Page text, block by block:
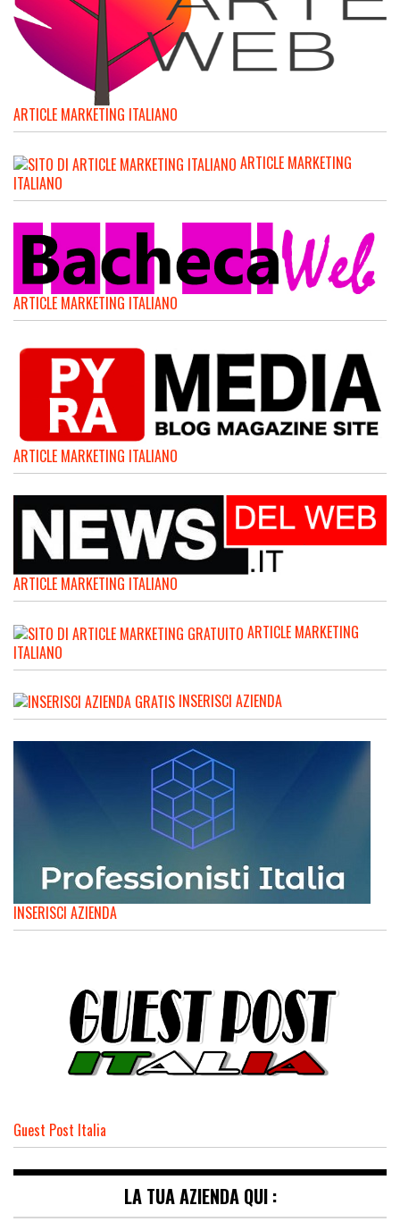
ARTICLE MARKETING ITALIANO
ARTICLE MARKETING
ITALIANO
ARTICLE MARKETING ITALIANO
ARTICLE MARKETING ITALIANO
ARTICLE MARKETING ITALIANO
ARTICLE MARKETING
ITALIANO
INSERISCI AZIENDA
INSERISCI AZIENDA
Guest Post Italia
LA TUA AZIENDA QUI :